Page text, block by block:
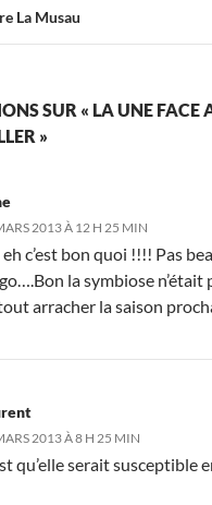
La Musau
SUR « LA UNE FACE
»
2013 À 12 H 25 MIN
c’est bon quoi !!!! Pas
la symbiose n’était
arracher la saison
2013 À 8 H 25 MIN
qu’elle serait susceptible